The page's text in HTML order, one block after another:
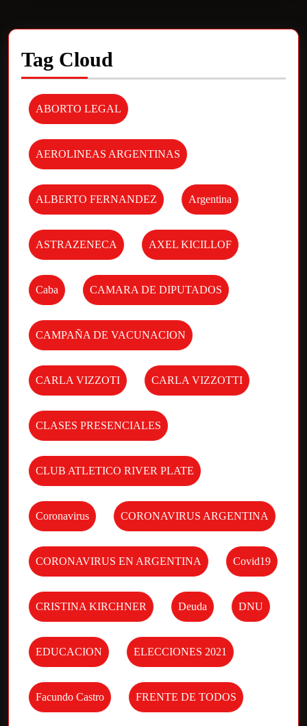
Tag Cloud
ABORTO LEGAL
AEROLINEAS ARGENTINAS
ALBERTO FERNANDEZ Argentina
ASTRAZENECA AXEL KICILLOF
Caba CAMARA DE DIPUTADOS
CAMPAÑA DE VACUNACION
CARLA VIZZOTI CARLA VIZZOTTI
CLASES PRESENCIALES
CLUB ATLETICO RIVER PLATE
Coronavirus CORONAVIRUS ARGENTINA
CORONAVIRUS EN ARGENTINA Covid19
CRISTINA KIRCHNER Deuda DNU
EDUCACION ELECCIONES 2021
Facundo Castro FRENTE DE TODOS